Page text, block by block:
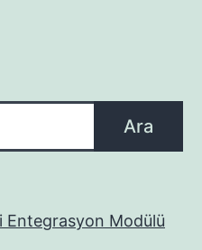
Ara
Modülü